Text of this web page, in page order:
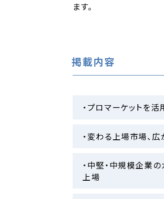
ます。
掲載内容
・プロマーケットを
・変わる上場市場、
・中堅・中規模企業
上場